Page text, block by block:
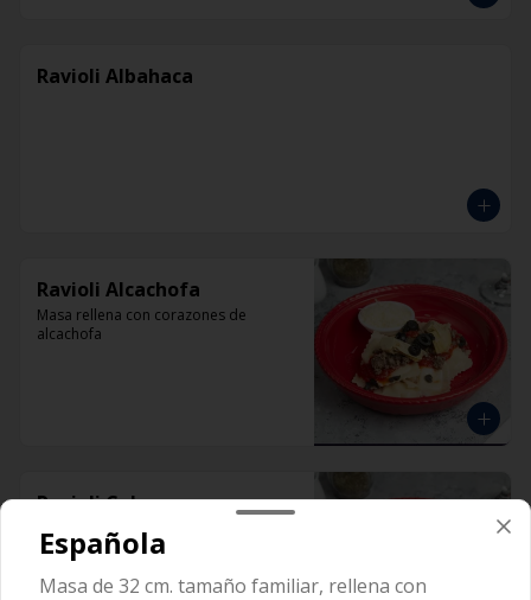
Ravioli Albahaca
Ravioli Alcachofa
Masa rellena con corazones de
alcachofa
Ravioli Cabra
Pasta rellena con queso de cabra y
aceitunas
Española
Masa de 32 cm. tamaño familiar, rellena con